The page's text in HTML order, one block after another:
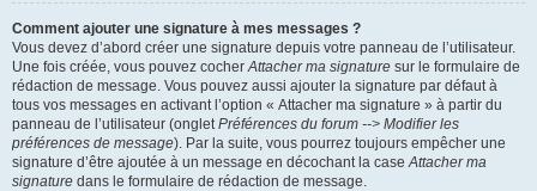
Comment ajouter une signature à mes messages ?
Vous devez d’abord créer une signature depuis votre panneau de l’utilisateur.
Une fois créée, vous pouvez cocherAttacher ma signature sur le formulaire de
rédaction de message. Vous pouvez aussi ajouter la signature par défaut à
tous vos messages en activant l’option « Attacher ma signature » à partir du
panneau de l’utilisateur (ongletPréférences du forum --> Modifier les
préférences de message). Par la suite, vous pourrez toujours empêcher une
signature d’être ajoutée à un message en décochant la caseAttacher ma
signature dans le formulaire de rédaction de message.